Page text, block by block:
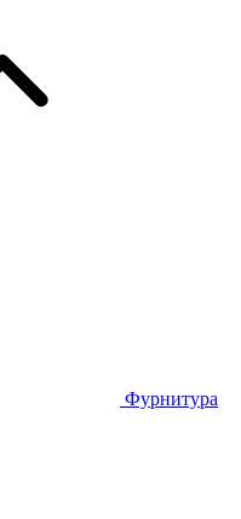
Фурнитура